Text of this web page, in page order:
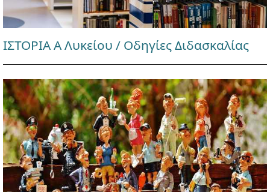
ΙΣΤΟΡΙΑ Α Λυκείου / Οδηγίες Διδασκαλίας